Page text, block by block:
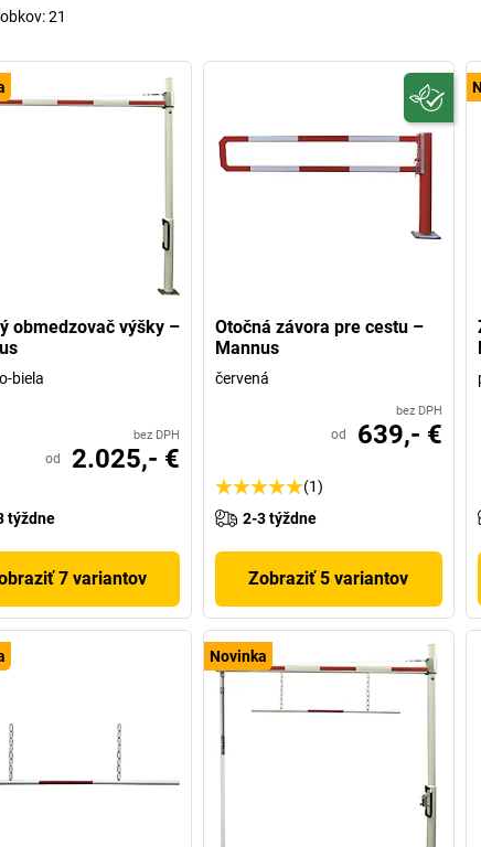
žrď
21
obmedzovač výšky –
biela
bez DPH
od 2.025,- €
týždne
7 variantov
Otočná závora pre cestu –
Mannus
červená
bez DPH
od 639,- €
(1)
2-3 týždne
Zobraziť 5 variantov
Novinka